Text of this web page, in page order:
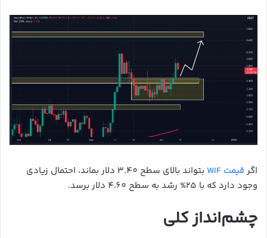
اگر قیمت WIF
بتواند بالای سطح 3.40 دلار بماند، احتمال زیادی
وجود دارد که با 25% رشد به سطح 4.60 دلار برسد.
چشم‌انداز کلی